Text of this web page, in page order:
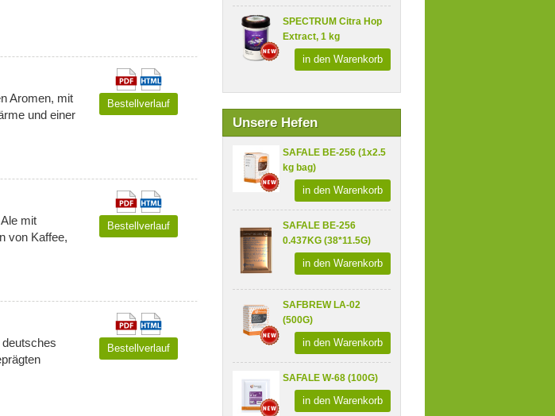
SPECTRUM Citra Hop
Extract, 1 kg
in den Warenkorb
Unsere Hefen
SAFALE BE-256 (1x2.5
kg bag)
in den Warenkorb
SAFALE BE-256
0.437KG (38*11.5G)
in den Warenkorb
SAFBREW LA-02
(500G)
in den Warenkorb
SAFALE W-68 (100G)
in den Warenkorb
Aromen, mit
und einer
Bestellverlauf
mit
von Kaffee,
Bestellverlauf
Bestellverlauf